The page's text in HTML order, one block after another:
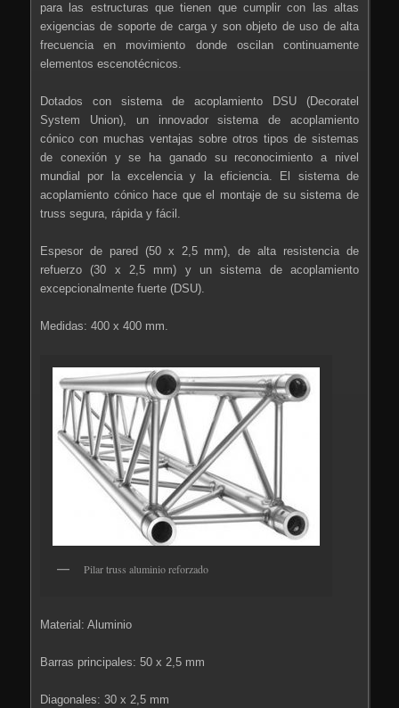
para las estructuras que tienen que cumplir con las altas
exigencias de soporte de carga y son objeto de uso de alta
frecuencia en movimiento donde oscilan continuamente
elementos escenotécnicos.
Dotados con sistema de acoplamiento DSU (Decoratel
System Union), un innovador sistema de acoplamiento
cónico con muchas ventajas sobre otros tipos de sistemas
de conexión y se ha ganado su reconocimiento a nivel
mundial por la excelencia y la eficiencia. El sistema de
acoplamiento cónico hace que el montaje de su sistema de
truss segura, rápida y fácil.
Espesor de pared (50 x 2,5 mm), de alta resistencia de
refuerzo (30 x 2,5 mm) y un sistema de acoplamiento
excepcionalmente fuerte (DSU).
Medidas: 400 x 400 mm.
Pilar truss aluminio reforzado
Material: Aluminio
Barras principales: 50 x 2,5 mm
Diagonales: 30 x 2,5 mm